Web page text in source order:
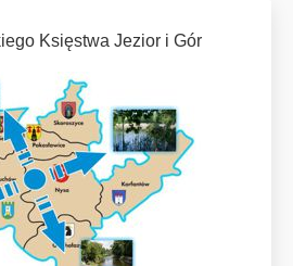
Księstwa Jezior i Gór